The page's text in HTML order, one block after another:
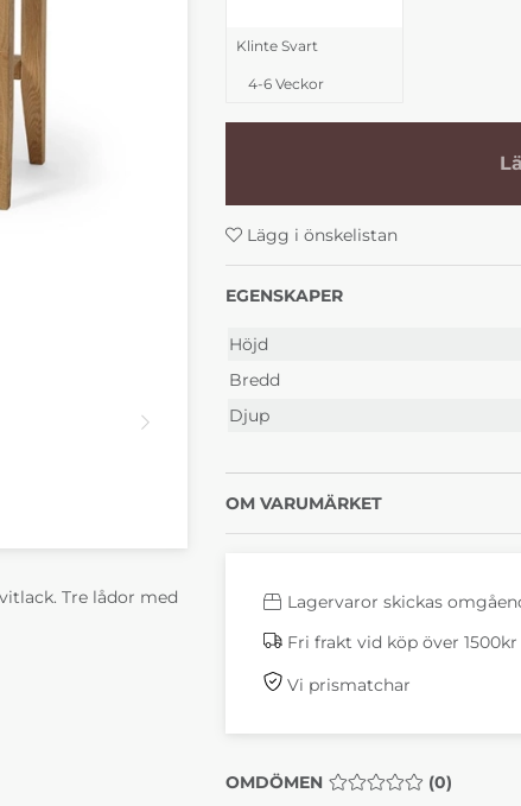
Tre lådor med
Klinte Svart
4-6 Veckor
Lägg i önskelistan
EGENSKAPER
Höjd
Bredd
Djup
OM VARUMÄRKET
Lagervaror skickas
Fri frakt vid köp över 1500kr
Vi prismatchar
OMDÖMEN MEDELBETYG 0 AV 5
(0)